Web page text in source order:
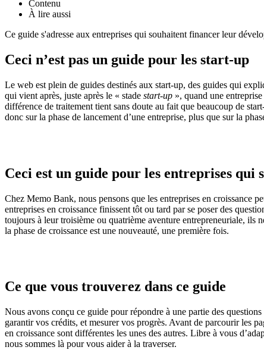
Contenu
À lire aussi
Ce guide s'adresse aux entreprises qui souhaitent financer leur
Ceci n’est pas un guide pour les start-up
Le web est plein de guides destinés aux start-up, des guides qui
qui vient après, juste après le « stade start-up », quand une
différence de traitement tient sans doute au fait que beaucoup de
donc sur la phase de lancement d’une entreprise, plus que sur la
Ceci est un guide pour les entreprises qui
Chez Memo Bank, nous pensons que les entreprises en croissance
entreprises en croissance finissent tôt ou tard par se poser des
toujours à leur troisième ou quatrième aventure entrepreneuriale, ils
la phase de croissance est une nouveauté, une première fois.
Ce que vous trouverez dans ce guide
Nous avons conçu ce guide pour répondre à une partie des
garantir vos crédits, et mesurer vos progrès. Avant de parcourir les
en croissance sont différentes les unes des autres. Libre à vous
nous sommes là pour vous aider à la traverser.